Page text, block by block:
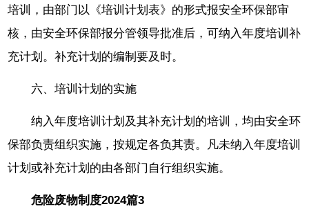
培训，由部门以《培训计划表》的形式报安全环保部审
核，由安全环保部报分管领导批准后，可纳入年度培训补
充计划。补充计划的编制要及时。
六、培训计划的实施
纳入年度培训计划及其补充计划的培训，均由安全环
保部负责组织实施，按规定各负其责。凡未纳入年度培训
计划或补充计划的由各部门自行组织实施。
危险废物制度2024篇3